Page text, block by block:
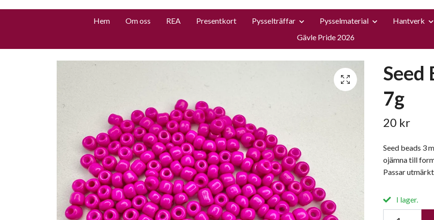
Hem Om oss REA Presentkort Pysselträffar Pysselmaterial Hantverk
Gävle Pride 2026
Seed
7g
20 kr
Seed beads 3
ojämna till
Passar
I lager.